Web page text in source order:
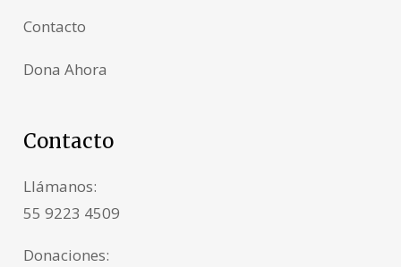
Contacto
Dona Ahora
Contacto
Llámanos:
55 9223 4509
Donaciones: